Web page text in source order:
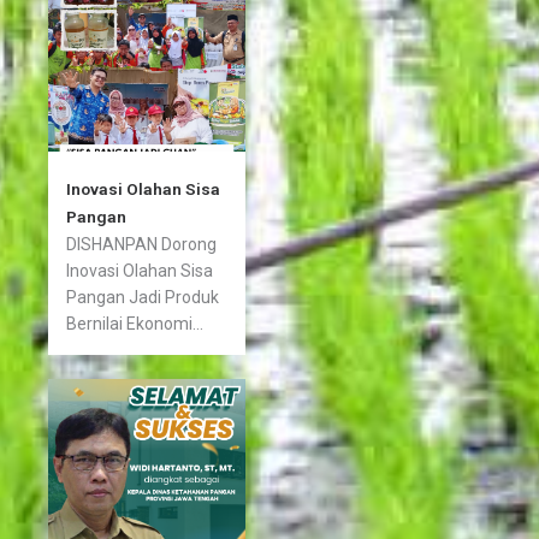
Inovasi Olahan Sisa
Pangan
DISHANPAN Dorong
Inovasi Olahan Sisa
Pangan Jadi Produk
Bernilai Ekonomi...